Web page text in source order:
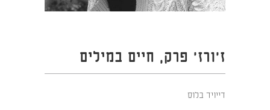
ז'ורז' פרק, חיים במילים
דייויד בלוס